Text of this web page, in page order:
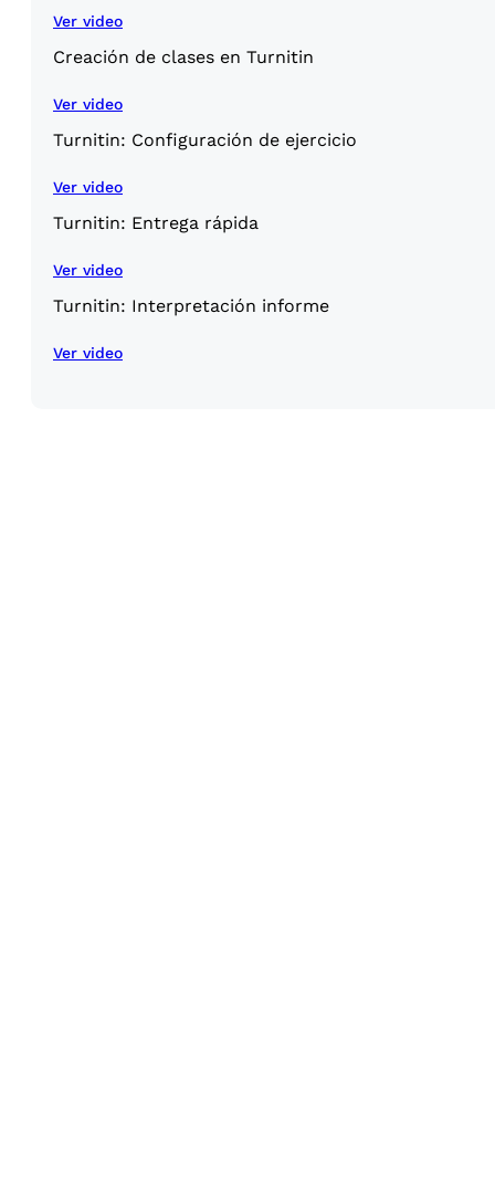
Ver video
Creación de clases en Turnitin
Ver video
Turnitin: Configuración de ejercicio
Ver video
Turnitin: Entrega rápida
Ver video
Turnitin: Interpretación informe
Ver video